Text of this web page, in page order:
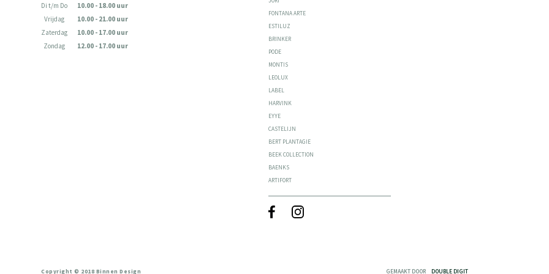
Di t/m Do
Vrijdag
Zaterdag
Zondag
10.00 - 18.00 uur
10.00 - 21.00 uur
10.00 - 17.00 uur
12.00 - 17.00 uur
FONTANA ARTE
ESTILUZ
BRINKER
PODE
MONTIS
LEOLUX
LABEL
HARVINK
EYYE
CASTELIJN
BERT PLANTAGIE
BEEK COLLECTION
BAENKS
ARTIFORT
Copyright © 2018 Binnen Design GEMAAKT DOOR DOUBLE DIGIT